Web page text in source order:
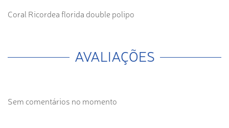
Coral Ricordea florida double polipo
AVALIAÇÕES
Sem comentários no momento